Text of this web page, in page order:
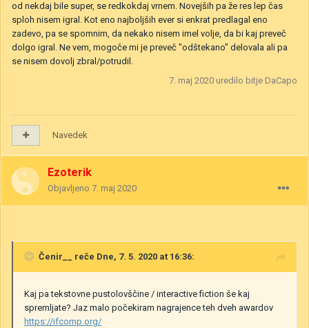
od nekdaj bile super, se redkokdaj vrnem. Novejših pa že res lep čas
sploh nisem igral. Kot eno najboljših ever si enkrat predlagal eno
zadevo, pa se spomnim, da nekako nisem imel volje, da bi kaj preveč
dolgo igral. Ne vem, mogoče mi je preveč "odštekano" delovala ali pa
se nisem dovolj zbral/potrudil.
7. maj 2020 uredilo bitje DaCapo
Navedek
Ezoterik
Objavljeno 7. maj 2020
Čenir__ reče Dne, 7. 5. 2020 at 16:36:
Kaj pa tekstovne pustolovščine / interactive fiction še kaj
spremljate? Jaz malo počekiram nagrajence teh dveh awardov
https://ifcomp.org/